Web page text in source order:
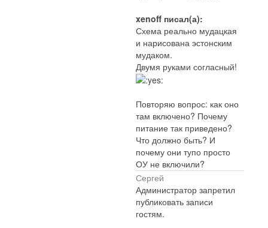
xenoff писал(а):
Схема реально мудацкая
и нарисована эстонским
мудаком.
Двумя руками согласный!
Повторяю вопрос: как оно
там включено? Почему
питание так приведено?
Что должно быть? И
почему они тупо просто
ОУ не включили?
Сергей
Администратор запретил
публиковать записи
гостям.